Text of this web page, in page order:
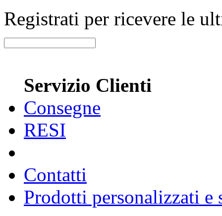
Registrati per ricevere le
Servizio Clienti
Consegne
RESI
Contatti
Prodotti personalizzati e